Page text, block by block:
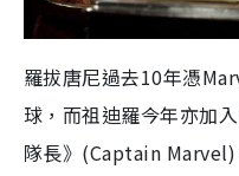
羅拔唐尼過去10年憑
球，而祖迪羅今年亦加
隊長》(Captain